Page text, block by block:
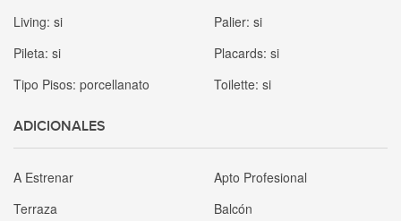
Living: si Palier: si
Pileta: si Placards: si
Tipo Pisos: porcellanato Toilette: si
ADICIONALES
A Estrenar
Apto Profesional
Terraza
Balcón